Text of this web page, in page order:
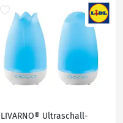
LIVARNO® Ultraschall-